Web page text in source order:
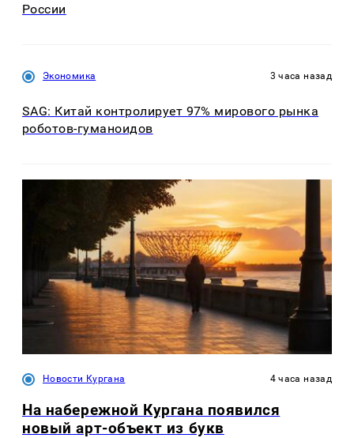
России
Экономика 3 часа назад
SAG: Китай контролирует 97% мирового рынка
роботов-гуманоидов
Новости Кургана 4 часа назад
На набережной Кургана появился
новый арт-объект из букв